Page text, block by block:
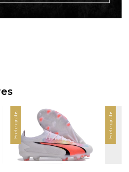
Frete grátis Frete grátis